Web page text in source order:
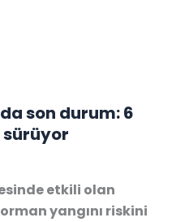
son durum: 6
etkili olan
yangını riskini